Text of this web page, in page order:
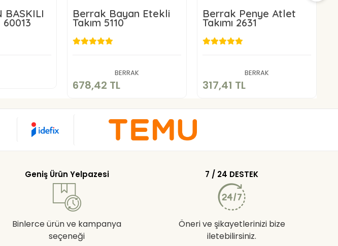
BASKILI
60013
TL
Berrak Bayan Etekli
Takım 5110
BERRAK
678,42 TL
Sepete Ekle
Berrak Penye Atlet
Takımı 2631
BERRAK
317,41 TL
Sepete Ekle
Geniş Ürün Yelpazesi
Binlerce ürün ve kampanya
seçeneği
7 / 24 DESTEK
Öneri ve şikayetlerinizi bize
iletebilirsiniz.